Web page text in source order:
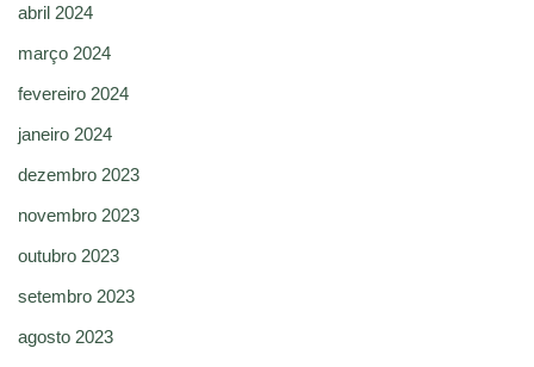
abril 2024
março 2024
fevereiro 2024
janeiro 2024
dezembro 2023
novembro 2023
outubro 2023
setembro 2023
agosto 2023